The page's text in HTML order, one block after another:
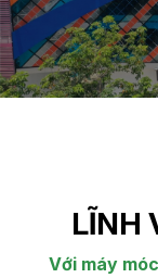
LĨNH
Với máy